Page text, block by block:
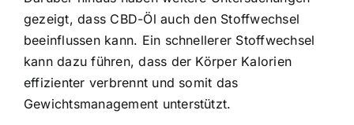
gezeigt, dass CBD-Öl auch den Stoffwechsel
beeinflussen kann. Ein schnellerer Stoffwechsel
kann dazu führen, dass der Körper Kalorien
effizienter verbrennt und somit das
Gewichtsmanagement unterstützt.